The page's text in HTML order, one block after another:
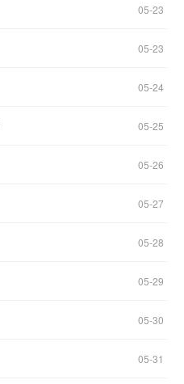
05-23
05-23
05-24
05-25
05-26
05-27
05-28
05-29
05-30
05-31